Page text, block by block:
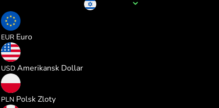
EUR Euro
USD Amerikansk Dollar
PLN Polsk Zloty